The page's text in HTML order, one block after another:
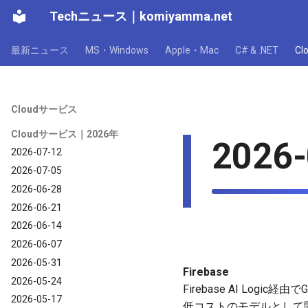
Techニュース komiyamma.net
最新ニュース MS・Windows Apple・Mac C# & .NET
Cloudサービス
Cloudサービス｜2026年
2026-07-12
2026-07-05
2026-06-28
2026-06-21
2026-06-14
2026-06-07
2026-05-31
2026-05-24
2026-05-17
Firebase
Firebase AI Logic経由で